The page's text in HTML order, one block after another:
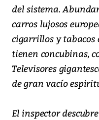
del sistema.
carros lujosos
cigarrillos y tabacos
tienen concubinas,
Televisores
de gran vacío
El inspector